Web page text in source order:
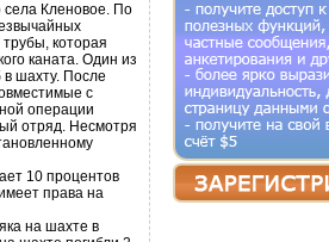
Кленовое. По
которая
каната. Один из
в шахту. После
с
операции
отряд. Несмотря
10 процентов
права на
на шахте в